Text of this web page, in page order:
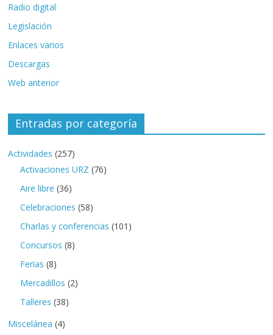
Radio digital
Legislación
Enlaces varios
Descargas
Web anterior
Entradas por categoría
Actividades (257)
Activaciones URZ (76)
Aire libre (36)
Celebraciones (58)
Charlas y conferencias (101)
Concursos (8)
Ferias (8)
Mercadillos (2)
Talleres (38)
Miscelánea (4)